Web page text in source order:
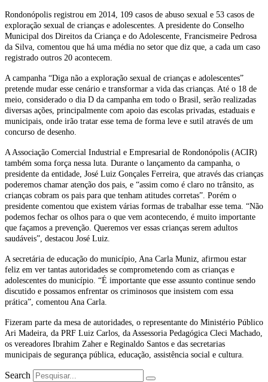
Rondonópolis registrou em 2014, 109 casos de abuso sexual e 53 casos de
exploração sexual de crianças e adolescentes. A presidente do Conselho
Municipal dos Direitos da Criança e do Adolescente, Francismeire Pedrosa
da Silva, comentou que há uma média no setor que diz que, a cada um caso
registrado outros 20 acontecem.
A campanha “Diga não a exploração sexual de crianças e adolescentes”
pretende mudar esse cenário e transformar a vida das crianças. Até o 18 de
meio, considerado o dia D da campanha em todo o Brasil, serão realizadas
diversas ações, principalmente com apoio das escolas privadas, estaduais e
municipais, onde irão tratar esse tema de forma leve e sutil através de um
concurso de desenho.
A Associação Comercial Industrial e Empresarial de Rondonópolis (ACIR)
também soma força nessa luta. Durante o lançamento da campanha, o
presidente da entidade, José Luiz Gonçales Ferreira, que através das crianças
poderemos chamar atenção dos pais, e “assim como é claro no trânsito, as
crianças cobram os pais para que tenham atitudes corretas”. Porém o
presidente comentou que existem várias formas de trabalhar esse tema. “Não
podemos fechar os olhos para o que vem acontecendo, é muito importante
que façamos a prevenção. Queremos ver essas crianças serem adultos
saudáveis”, destacou José Luiz.
A secretária de educação do município, Ana Carla Muniz, afirmou estar
feliz em ver tantas autoridades se comprometendo com as crianças e
adolescentes do município. “É importante que esse assunto continue sendo
discutido e possamos enfrentar os criminosos que insistem com essa
prática”, comentou Ana Carla.
Fizeram parte da mesa de autoridades, o representante do Ministério Público
Ari Madeira, da PRF Luiz Carlos, da Assessoria Pedagógica Cleci Machado,
os vereadores Ibrahim Zaher e Reginaldo Santos e das secretarias
municipais de segurança pública, educação, assistência social e cultura.
Search